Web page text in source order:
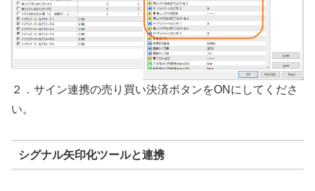
２．サイン連携の売り買い決済ボタンをONにしてくださ
い。
シグナル矢印化ツールと連携